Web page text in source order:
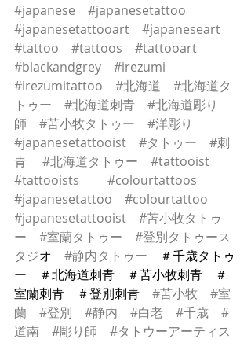
#japanese
#japanesetattoo
#japanesetattooart
#japaneseart
#tattoo
#tattoos
#tattooart
#blackandgrey
#irezumi
#irezumitattoo
#北海道
#北海道タ
トゥー
#北海道刺青
#北海道彫り
師
#苫小牧タトゥー
#洋彫り
#japanesetattooist
#タトゥー
#刺
青
#北海道タトゥー
#tattooist
#tattooists
#colourtattoos
#japanesetattoo
#colourtattoo
#japanesetattooist
#苫小牧タトゥ
ー
#室蘭タトゥー
#登別タトゥース
タジオ #静内タトゥー ＃千歳タトゥ
ー　＃北海道刺青　＃苫小牧刺青　＃
室蘭刺青　＃登別刺青 #苫小牧
#室
蘭
#登別 #静内 #白老 #千歳
#
道南
#彫り師
#タトウーアーティス